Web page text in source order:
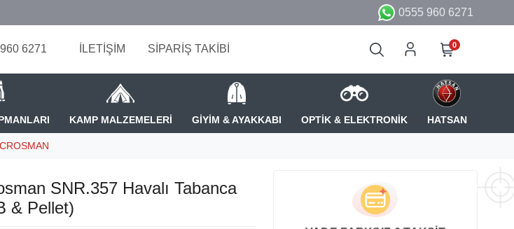
0555 960 6271
6271 İLETİŞİM SİPARİŞ TAKİBİ 0
KAMP MALZEMELERİ GİYİM & AYAKKABI OPTİK & ELEKTRONİK HATSAN
CROSMAN
SNR.357 Havalı Tabanca
& Pellet)